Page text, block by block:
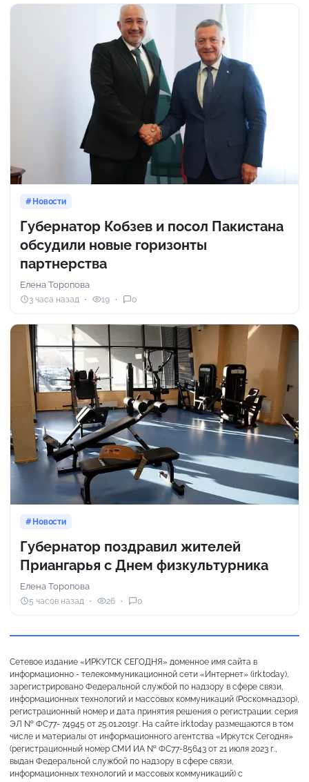
Новости
Губернатор Кобзев и посол Пакистана
обсудили новые горизонты
партнерства
Елена Торопова
3 часа назад 19 0
Новости
Губернатор поздравил жителей
Приангарья с Днем физкультурника
Елена Торопова
5 часов назад 26 0
Сетевое издание «ИРКУТСК СЕГОДНЯ» доменное имя сайта в
информационно - телекоммуникационной сети «Интернет» (irk.today),
зарегистрировано Федеральной службой по надзору в сфере связи,
информационных технологий и массовых коммуникаций (Роскомнадзор),
регистрационный номер и дата принятия решения о регистрации: серия
ЭЛ № ФС77- 74945 от 25.01.2019г. На сайте irk.today размещаются в том
числе и материалы от информационного агентства «Иркутск Сегодня»
(регистрационный номер СМИ ИА № ФС77-85643 от 21 июля 2023 г.,
выдан Федеральной службой по надзору в сфере связи,
информационных технологий и массовых коммуникаций) с